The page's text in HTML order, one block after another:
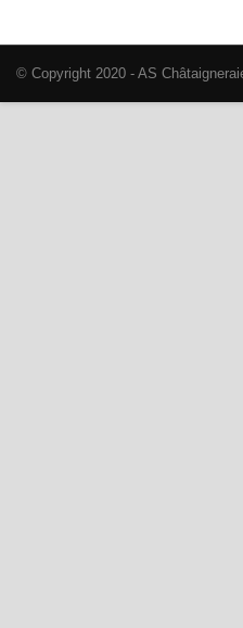
© Copyright 2020 - AS